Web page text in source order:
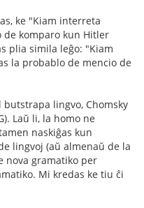
ke "Kiam interreta
komparo kun Hitler
plia simila leĝo: "Kiam
la probablo de mencio de
lingvo, Chomsky
Laŭ li, la homo ne
naskiĝas kun
lingvoj (aŭ almenaŭ de la
nova gramatiko per
Mi kredas ke tiu ĉi